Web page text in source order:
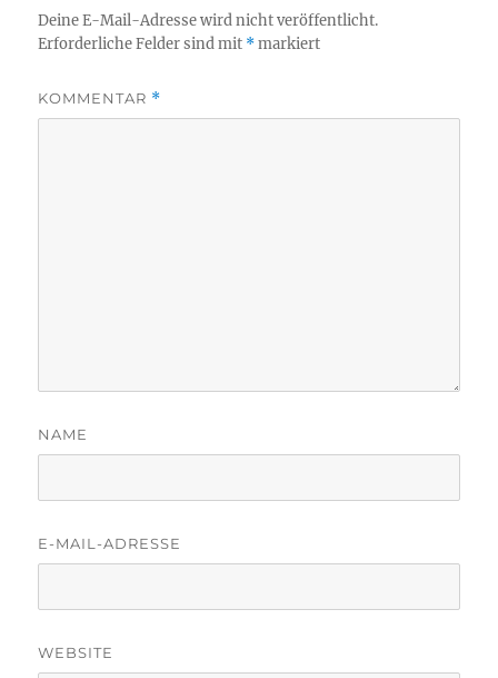
Deine E-Mail-Adresse wird nicht veröffentlicht.
Erforderliche Felder sind mit *markiert
KOMMENTAR *
NAME
E-MAIL-ADRESSE
WEBSITE